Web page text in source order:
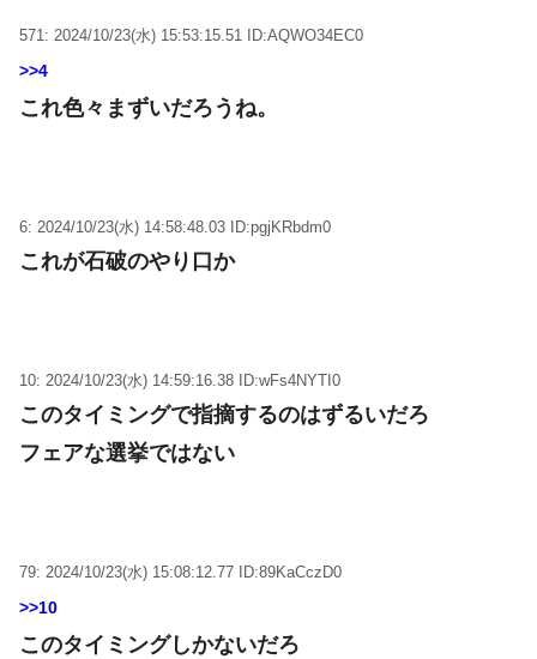
571: 2024/10/23(水) 15:53:15.51 ID:AQWO34EC0
>>4
これ色々まずいだろうね。
6: 2024/10/23(水) 14:58:48.03 ID:pgjKRbdm0
これが石破のやり口か
10: 2024/10/23(水) 14:59:16.38 ID:wFs4NYTI0
このタイミングで指摘するのはずるいだろ
フェアな選挙ではない
79: 2024/10/23(水) 15:08:12.77 ID:89KaCczD0
>>10
このタイミングしかないだろ